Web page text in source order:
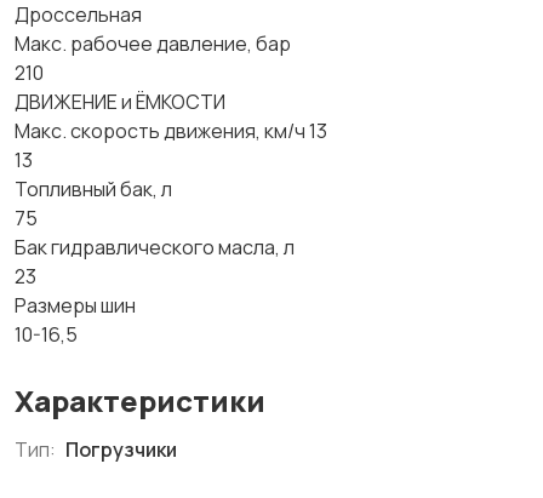
Дроссельная
Макс. рабочее давление, бар
210
ДВИЖЕНИЕ и ЁМКОСТИ
Макс. скорость движения, км/ч 13
13
Топливный бак, л
75
Бак гидравлического масла, л
23
Размеры шин
10-16,5
Характеристики
Тип: Погрузчики